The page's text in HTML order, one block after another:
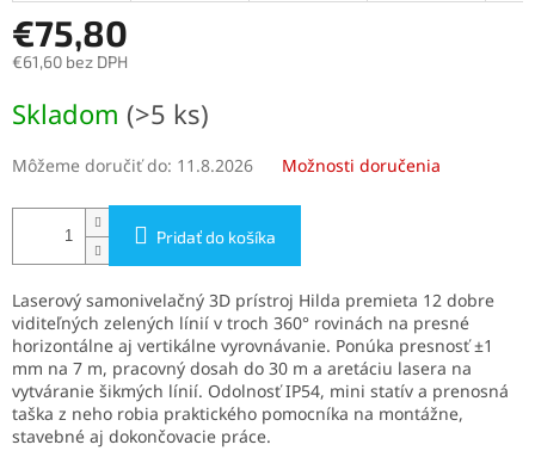
€75,80
€61,60 bez DPH
cena:
Skladom (>5 ks)
Môžeme doručiť do: 11.8.2026 Možnosti doručenia
Pridať do košíka
Laserový samonivelačný 3D prístroj Hilda premieta 12 dobre
viditeľných zelených línií v troch 360° rovinách na presné
horizontálne aj vertikálne vyrovnávanie. Ponúka presnosť ±1
mm na 7 m, pracovný dosah do 30 m a aretáciu lasera na
vytváranie šikmých línií. Odolnosť IP54, mini statív a prenosná
taška z neho robia praktického pomocníka na montážne,
stavebné aj dokončovacie práce.